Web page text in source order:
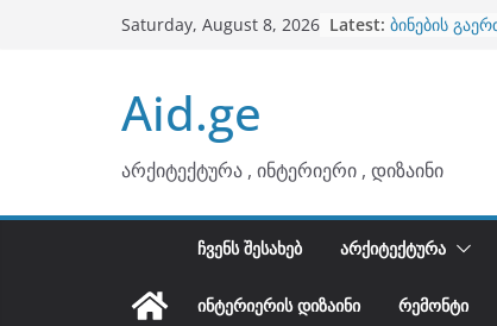
Saturday, August 8, 2026 Latest: არტემიდი
ბინების
თბილი
Aid.ge
არქიტექტურა , ინტერიერი , დიზაინი
ᲩᲕᲔᲜᲡ ᲨᲔᲡᲐᲮᲔᲑ ᲐᲠᲥᲘᲢᲔᲥᲢᲣᲠᲐ
ᲘᲜᲢᲔᲠᲘᲔᲠᲘᲡ ᲓᲘᲖᲐᲘᲜᲘ ᲠᲔᲛᲝᲜᲢᲘ